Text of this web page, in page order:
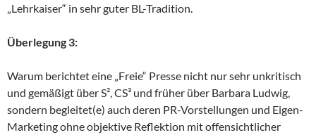
„Lehrkaiser“ in sehr guter BL-Tradition.
Überlegung 3:
Warum berichtet eine „Freie“ Presse nicht nur sehr unkritisch
und gemäßigt über S², CS³ und früher über Barbara Ludwig,
sondern begleitet(e) auch deren PR-Vorstellungen und Eigen-
Marketing ohne objektive Reflektion mit offensichtlicher